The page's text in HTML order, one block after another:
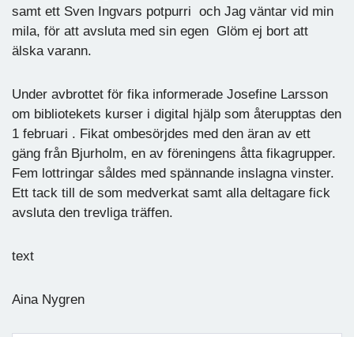
samt ett Sven Ingvars potpurri och Jag väntar vid min
mila, för att avsluta med sin egen Glöm ej bort att
älska varann.
Under avbrottet för fika informerade Josefine Larsson
om bibliotekets kurser i digital hjälp som återupptas den
1 februari . Fikat ombesörjdes med den äran av ett
gäng från Bjurholm, en av föreningens åtta fikagrupper.
Fem lottringar såldes med spännande inslagna vinster.
Ett tack till de som medverkat samt alla deltagare fick
avsluta den trevliga träffen.
text
Aina Nygren